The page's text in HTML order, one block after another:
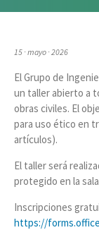
15 · mayo · 2026
El Grupo de
un taller abierto a
obras civiles. El
para uso ético en
artículos).
El taller será
protegido en la sala
Inscripciones
https://